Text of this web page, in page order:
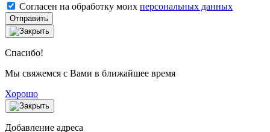
Согласен на обработку моих персональных данных
Отправить
Спасибо!
Мы свяжемся с Вами в ближайшее время
Хорошо
Добавление адреса